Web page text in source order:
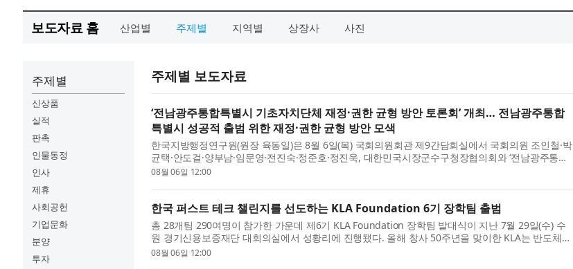
보도자료 홈 산업별 주제별 지역별 상장사 사진
주제별
신상품
실적
판촉
인물동정
인사
제휴
사회공헌
기업문화
분양
투자
주제별 보도자료
‘전남광주통합특별시 기초자치단체 재정·권한 균형 방안 토론회’ 개최… 전남광주통합
특별시 성공적 출범 위한 재정·권한 균형 방안 모색
한국지방행정연구원(원장 육동일)은 8월 6일(목) 국회의원회관 제9간담회실에서 국회의원 조인철·박
균택·안도걸·양부남·임문영·전진숙·정준호·정진욱, 대한민국시장군수구청장협의회와 ‘전남광주통합
특별시 기초자치단체 재정·권한 균형 방안 토론회’를 개최했다. 한...
08월 06일 12:00
한국 퍼스트 테크 챌린지를 선도하는 KLA Foundation 6기 장학팀 출범
총 28개팀 290여명이 참가한 가운데 제6기 KLA Foundation 장학팀 발대식이 지난 7월 29일(수) 수
원 경기신용보증재단 대회의실에서 성황리에 진행됐다. 올해 창사 50주년을 맞이한 KLA는 반도체와
전자 산업의 공정 제어 및 지원 솔루션 분야의 세계적인 선두 주자...
08월 06일 12:00